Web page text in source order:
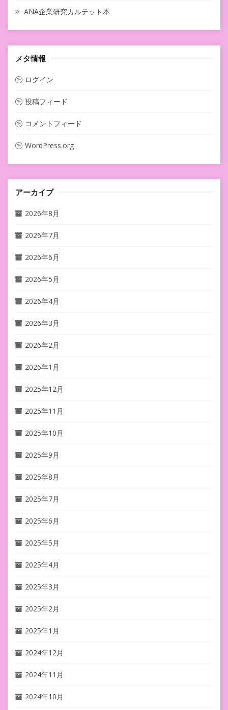
ANA企業研究カルテット本
メタ情報
ログイン
投稿フィード
コメントフィード
WordPress.org
アーカイブ
2026年8月
2026年7月
2026年6月
2026年5月
2026年4月
2026年3月
2026年2月
2026年1月
2025年12月
2025年11月
2025年10月
2025年9月
2025年8月
2025年7月
2025年6月
2025年5月
2025年4月
2025年3月
2025年2月
2025年1月
2024年12月
2024年11月
2024年10月